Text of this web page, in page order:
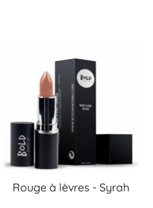
Rouge à lèvres - Syrah